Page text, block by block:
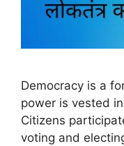
Democracy is a
power is vested
Citizens
voting and